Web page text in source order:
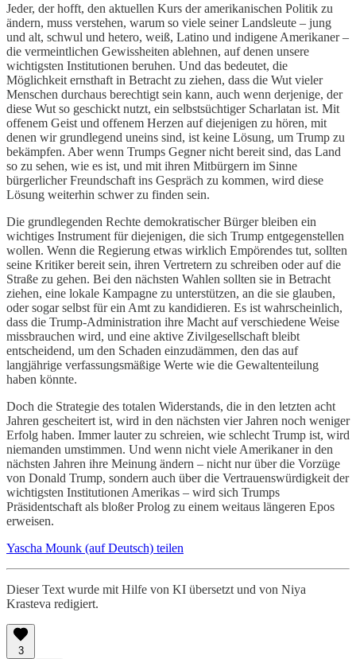
Jeder, der hofft, den aktuellen Kurs der amerikanischen Politik zu
ändern, muss verstehen, warum so viele seiner Landsleute – jung
und alt, schwul und hetero, weiß, Latino und indigene Amerikaner –
die vermeintlichen Gewissheiten ablehnen, auf denen unsere
wichtigsten Institutionen beruhen. Und das bedeutet, die
Möglichkeit ernsthaft in Betracht zu ziehen, dass die Wut vieler
Menschen durchaus berechtigt sein kann, auch wenn derjenige, der
diese Wut so geschickt nutzt, ein selbstsüchtiger Scharlatan ist. Mit
offenem Geist und offenem Herzen auf diejenigen zu hören, mit
denen wir grundlegend uneins sind, ist keine Lösung, um Trump zu
bekämpfen. Aber wenn Trumps Gegner nicht bereit sind, das Land
so zu sehen, wie es ist, und mit ihren Mitbürgern im Sinne
bürgerlicher Freundschaft ins Gespräch zu kommen, wird diese
Lösung weiterhin schwer zu finden sein.
Die grundlegenden Rechte demokratischer Bürger bleiben ein
wichtiges Instrument für diejenigen, die sich Trump entgegenstellen
wollen. Wenn die Regierung etwas wirklich Empörendes tut, sollten
seine Kritiker bereit sein, ihren Vertretern zu schreiben oder auf die
Straße zu gehen. Bei den nächsten Wahlen sollten sie in Betracht
ziehen, eine lokale Kampagne zu unterstützen, an die sie glauben,
oder sogar selbst für ein Amt zu kandidieren. Es ist wahrscheinlich,
dass die Trump-Administration ihre Macht auf verschiedene Weise
missbrauchen wird, und eine aktive Zivilgesellschaft bleibt
entscheidend, um den Schaden einzudämmen, den das auf
langjährige verfassungsmäßige Werte wie die Gewaltenteilung
haben könnte.
Doch die Strategie des totalen Widerstands, die in den letzten acht
Jahren gescheitert ist, wird in den nächsten vier Jahren noch weniger
Erfolg haben. Immer lauter zu schreien, wie schlecht Trump ist, wird
niemanden umstimmen. Und wenn nicht viele Amerikaner in den
nächsten Jahren ihre Meinung ändern – nicht nur über die Vorzüge
von Donald Trump, sondern auch über die Vertrauenswürdigkeit der
wichtigsten Institutionen Amerikas – wird sich Trumps
Präsidentschaft als bloßer Prolog zu einem weitaus längeren Epos
erweisen.
Yascha Mounk (auf Deutsch) teilen
Dieser Text wurde mit Hilfe von KI übersetzt und von Niya
Krasteva redigiert.
3